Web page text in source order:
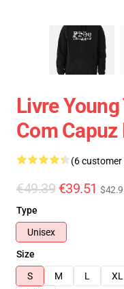
Livre
Com Capuz
(6 customer
€49.39 €39.51
Type
Unisex
Size
S
M L XL